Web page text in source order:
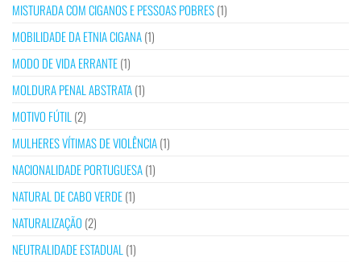
MISTURADA COM CIGANOS E PESSOAS POBRES(1)
MOBILIDADE DA ETNIA CIGANA(1)
MODO DE VIDA ERRANTE(1)
MOLDURA PENAL ABSTRATA(1)
MOTIVO FÚTIL (2)
MULHERES VÍTIMAS DE VIOLÊNCIA(1)
NACIONALIDADE PORTUGUESA(1)
NATURAL DE CABO VERDE(1)
NATURALIZAÇÃO (2)
NEUTRALIDADE ESTADUAL (1)